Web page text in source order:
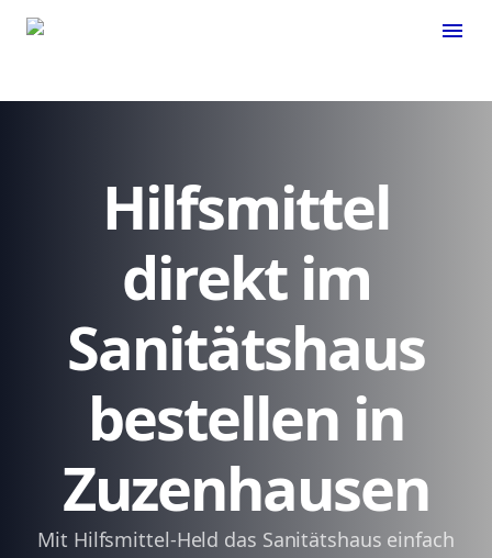
menu
Hilfsmittel
direkt im
Sanitätshaus
bestellen in
Zuzenhausen
Mit Hilfsmittel-Held das Sanitätshaus einfach